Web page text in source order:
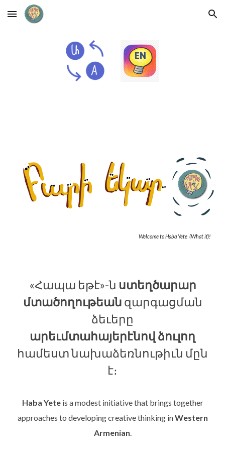
Skip to main content Skip to navigation
Welcome to Haba Yete (What if)!
«Հապա եթէ»-ն ստեղծարար
մտածողութեան զարգացման
ձեւերը
արեւմտահայերէնով ձուլող
համեստ նախաձեռնութիւն մըն
է։
Haba Yeteis a modest initiative that brings together
approaches to developing creative thinking inWestern
Armenian.